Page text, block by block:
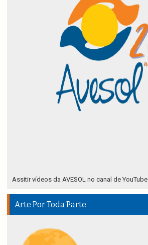
Assitir vídeos da AVESOL no canal de YouTube
Arte Por Toda Parte